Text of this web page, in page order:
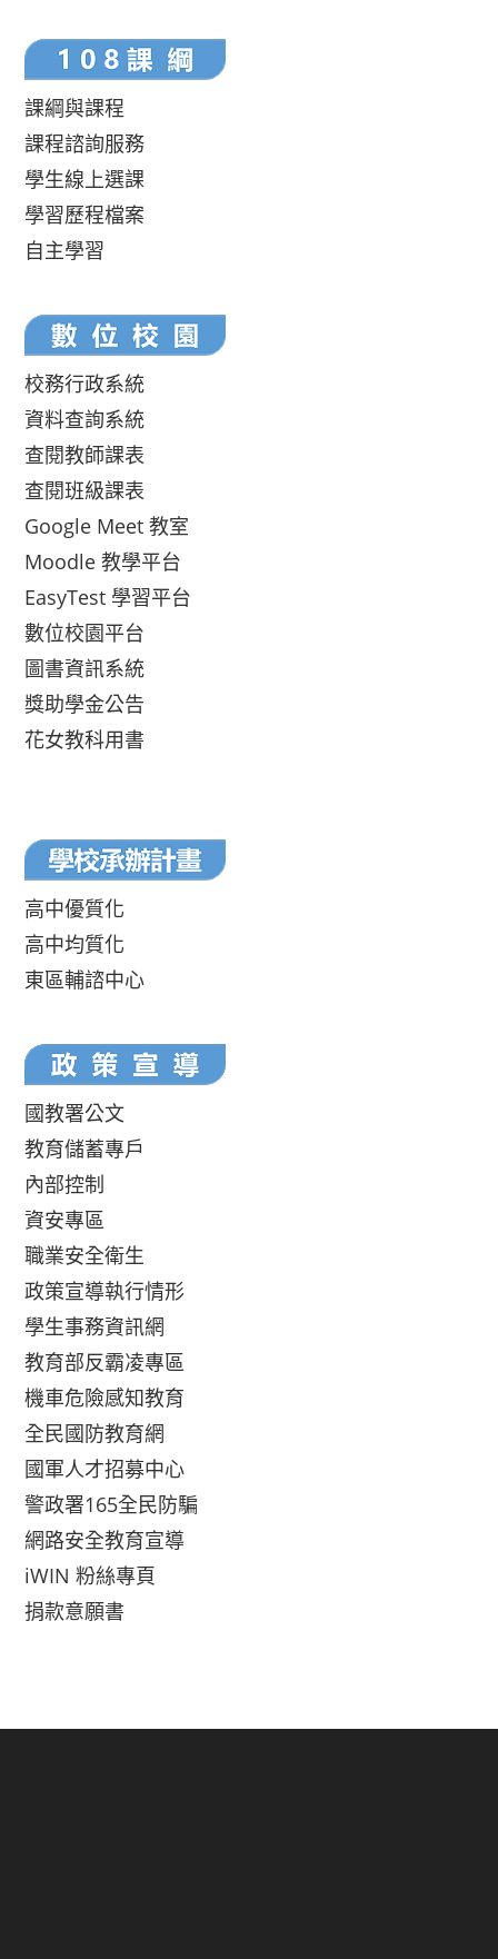
課綱與課程
課程諮詢服務
學生線上選課
學習歷程檔案
自主學習
校務行政系統
資料查詢系統
查閱教師課表
查閱班級課表
Google Meet 教室
Moodle 教學平台
EasyTest 學習平台
數位校園平台
圖書資訊系統
獎助學金公告
花女教科用書
高中優質化
高中均質化
東區輔諮中心
國教署公文
教育儲蓄專戶
內部控制
資安專區
職業安全衛生
政策宣導執行情形
學生事務資訊網
教育部反霸凌專區
機車危險感知教育
全民國防教育網
國軍人才招募中心
警政署165全民防騙
網路安全教育宣導
iWIN 粉絲專頁
捐款意願書